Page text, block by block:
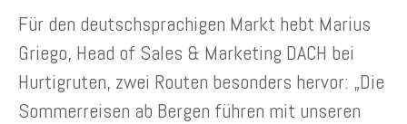
Für den deutschsprachigen Markt hebt Marius
Griego, Head of Sales & Marketing DACH bei
Hurtigruten, zwei Routen besonders hervor: „Die
Sommerreisen ab Bergen führen mit unseren